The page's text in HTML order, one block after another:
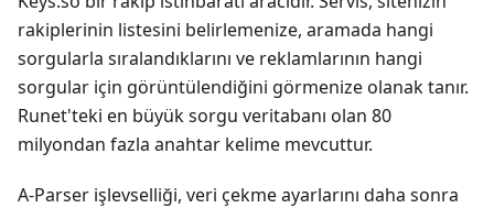
rakiplerinin listesini belirlemenize, aramada hangi
sorgularla sıralandıklarını ve reklamlarının hangi
sorgular için görüntülendiğini görmenize olanak tanır.
Runet'teki en büyük sorgu veritabanı olan 80
milyondan fazla anahtar kelime mevcuttur.
A-Parser işlevselliği, veri çekme ayarlarını daha sonra